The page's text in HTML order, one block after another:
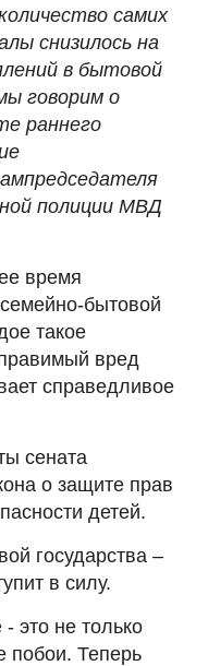
самих
снизилось на
в бытовой
говорим о
раннего
полиции МВД
время
бытовой
такое
вред
справедливое
сената
о защите прав
детей.
государства –
в силу.
это не только
побои. Теперь